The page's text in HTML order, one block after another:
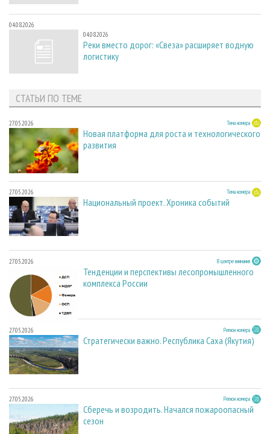
04.08.2026
04.08.2026
Реки вместо дорог: «Свеза» расширяет водную
логистику
СТАТЬИ ПО ТЕМЕ
27.05.2026 Тема номера
Новая платформа для роста и технологического
развития
27.05.2026 Тема номера
Национальный проект. Хроника событий
27.05.2026 В центре внимания
Тенденции и перспективы лесопромышленного
комплекса России
27.05.2026 Регион номера
Стратегически важно. Республика Саха (Якутия)
27.05.2026 Регион номера
Сберечь и возродить. Начался пожароопасный
сезон